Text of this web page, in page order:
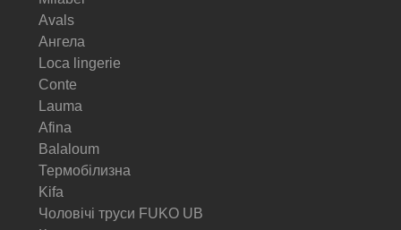
Avals
Ангела
Loca lingerie
Conte
Lauma
Afina
Balaloum
Термобілизна
Kifa
Чоловічі труси FUKO UB